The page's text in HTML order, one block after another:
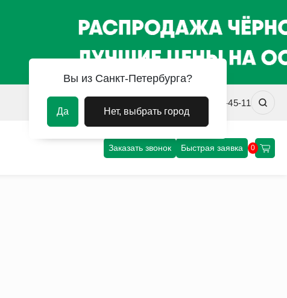
spb@uvm-steel.ru +7 (812) 458-45-11
Заказать звонок Быстрая заявка 0
Вы из Санкт-Петербурга?
Да Нет, выбрать город